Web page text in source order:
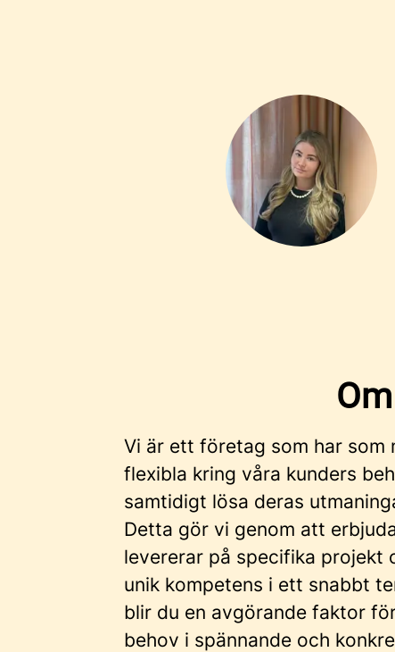
Vi är ett företag som har som
flexibla kring våra kunders
samtidigt lösa deras
Detta gör vi genom att
levererar på specifika projekt
unik kompetens i ett snabbt
blir du en avgörande faktor
behov i spännande och